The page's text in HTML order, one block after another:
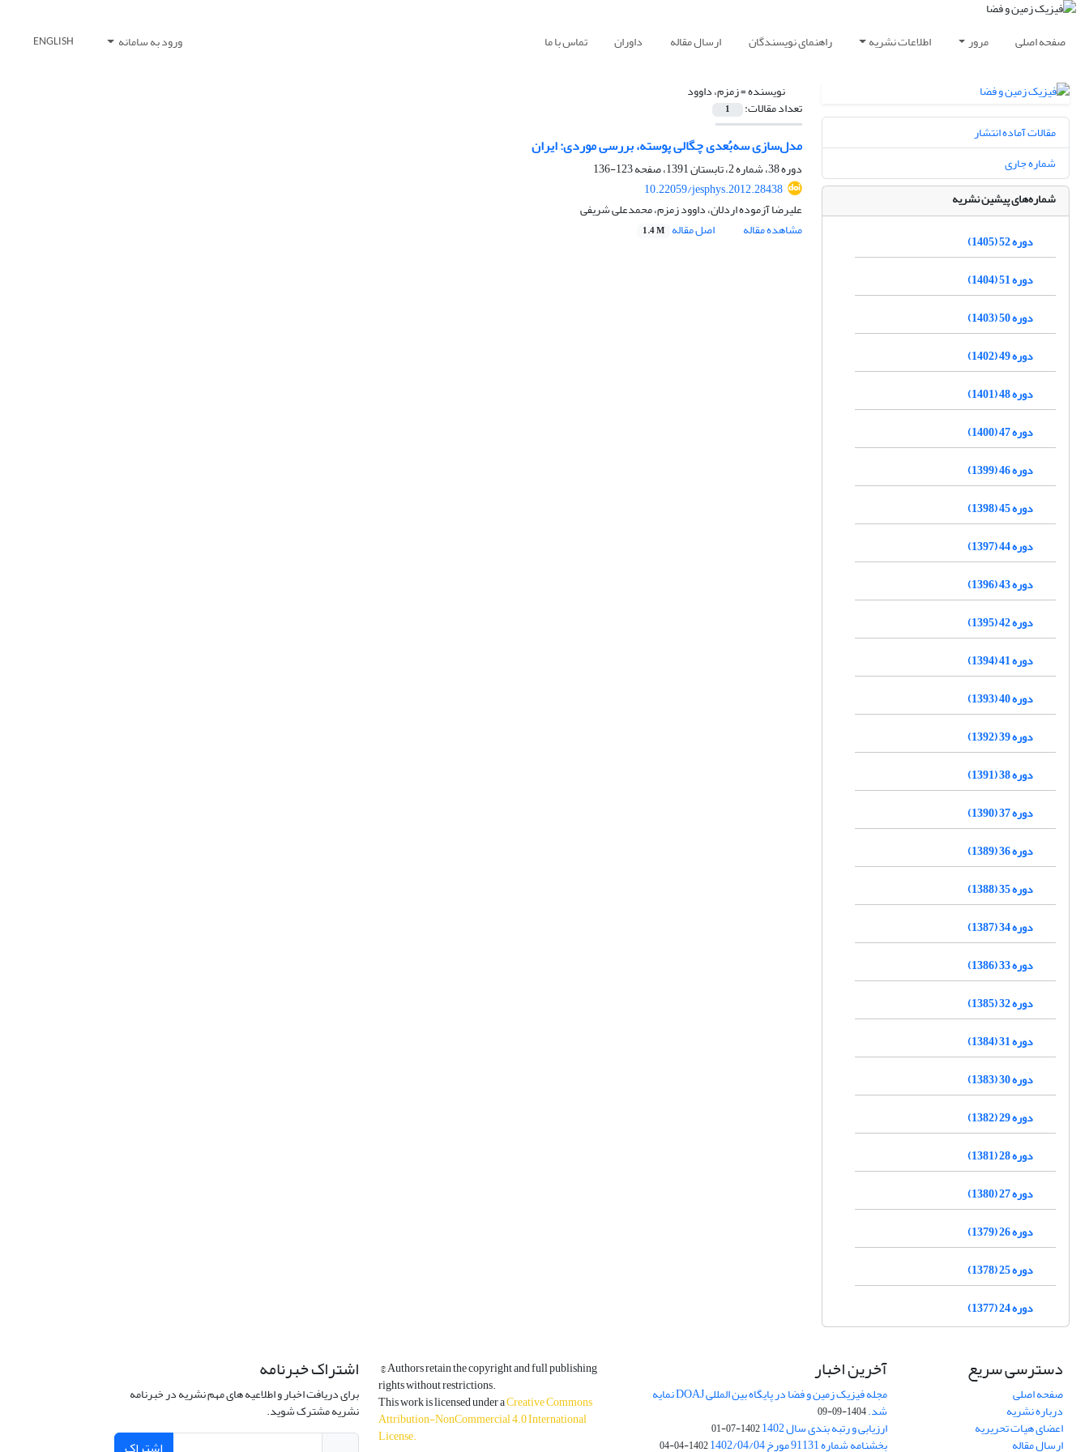
صفحه اصلی مرور اطلاعات نشریه راهنمای نویسندگان ارسال مقاله داوران تماس با ما ورود به سامانه ENGLISH
نویسنده =زمزم، داوود
تعداد مقالات: 1
مدل‌سازی سه‌بُعدی چگالی پوسته، بررسی موردی: ایران
دوره 38، شماره 2، تابستان 1391، صفحه
123-136
10.22059/jesphys.2012.28438
علیرضا آزموده اردلان، داوود زمزم، محمدعلی شریفی
مشاهده مقاله
اصل مقاله 1.4 M
مقالات آماده انتشار
شماره جاری
شماره‌های پیشین نشریه
دوره 52 (1405)
دوره 51 (1404)
دوره 50 (1403)
دوره 49 (1402)
دوره 48 (1401)
دوره 47 (1400)
دوره 46 (1399)
دوره 45 (1398)
دوره 44 (1397)
دوره 43 (1396)
دوره 42 (1395)
دوره 41 (1394)
دوره 40 (1393)
دوره 39 (1392)
دوره 38 (1391)
دوره 37 (1390)
دوره 36 (1389)
دوره 35 (1388)
دوره 34 (1387)
دوره 33 (1386)
دوره 32 (1385)
دوره 31 (1384)
دوره 30 (1383)
دوره 29 (1382)
دوره 28 (1381)
دوره 27 (1380)
دوره 26 (1379)
دوره 25 (1378)
دوره 24 (1377)
دسترسی سریع
صفحه اصلی
درباره نشریه
اعضای هیات تحریریه
ارسال مقاله
آخرین اخبار
مجله فیزیک زمین و فضا در پایگاه بین المللی DOAJ نمایه
شد.1404-09-09
ارزیابی و رتبه بندی سال 1402 1402-07-01
بخشنامه شماره 91131 مورخ 1402/04/04 1402-04-04
© Authors retain the copyright and full publishing
rights without restrictions.
This work is licensed under aCreative Commons
Attribution-NonCommercial 4.0 International
License.
اشتراک خبرنامه
برای دریافت اخبار و اطلاعیه های مهم نشریه در خبرنامه
نشریه مشترک شوید.